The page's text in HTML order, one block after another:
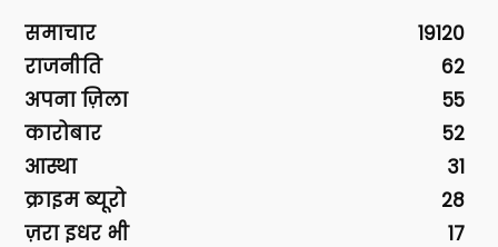
समाचार
19120
राजनीति
62
अपना ज़िला
55
कारोबार
52
आस्था
31
क्राइम ब्यूरो
28
ज़रा इधर भी
17